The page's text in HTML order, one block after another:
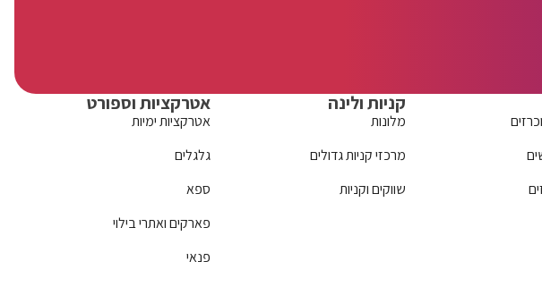
קניות ולינה
מלונות
מרכזי קניות גדולים
שווקים וקניות
אטרקציות וספורט
אטרקציות ימיות
גלגלים
ספא
פארקים ואתרי בילוי
פנאי